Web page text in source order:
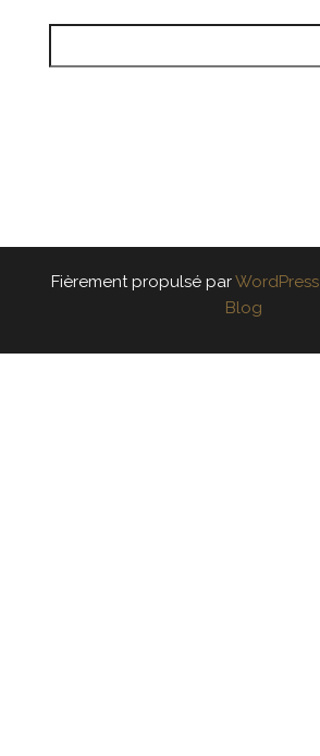
Fièrement propulsé parWordPress
Blog